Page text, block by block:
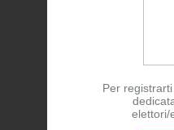
Per
elettori/